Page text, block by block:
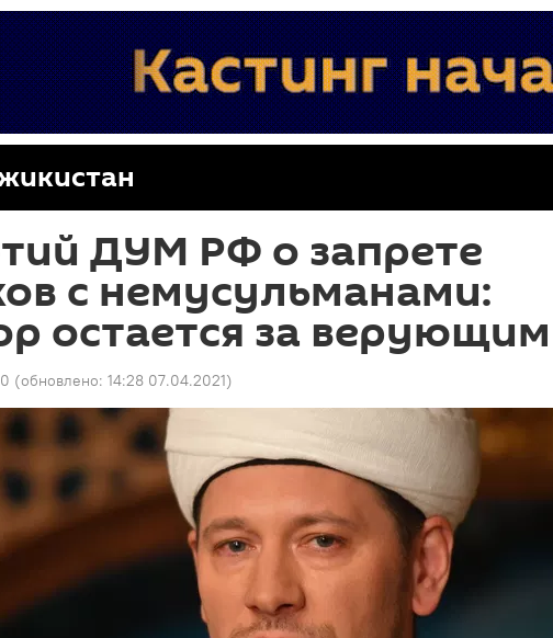
ДУМ РФ о запрете
с немусульманами:
остается за верующим
(обновлено: 14:28 07.04.2021)